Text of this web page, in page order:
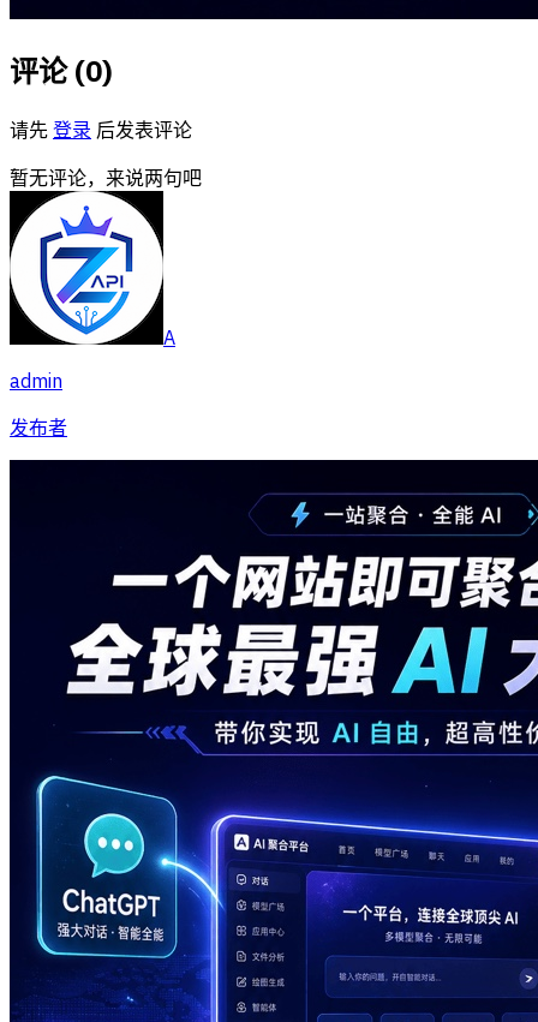
评论 (0)
请先 登录 后发表评论
暂无评论，来说两句吧
A
admin
发布者